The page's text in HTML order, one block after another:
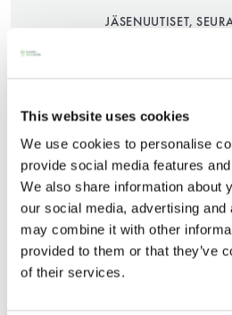
This website uses cookies
We use cookies to personalise
provide social media features
We also share information about
our social media, advertising
may combine it with other
provided to them or that they’ve
of their services.
Saunatalo on
myös
-Naisten päivät ovat
torstai
JÄSENUUTISET,
Saunatalon poikkeukselliset